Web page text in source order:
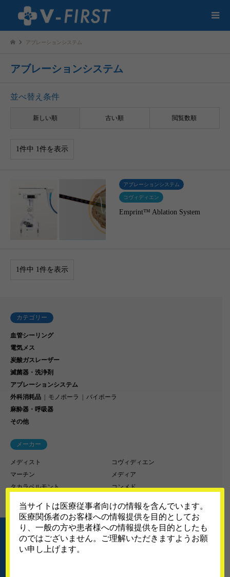
アブレーションシステム
アブレーションシステム
並べ替え条件
新しい順 古い順 閲覧数順
1件中 1件を表示
アブレーションシステム
コヴィディエン
Emprint™ Ablation System
1件中 1件を表示
カテゴリー
血管シーリング
電気メス
炭酸ガスレーザー
滅菌器・洗浄剤
アブレーションシステム
外科消耗品
モノポーラ
バイポーラ
麻酔器・呼吸器
その他
メーカー
メディスト
コヴィディエン
マーチン
メディア
タカラベルモント
コンメド
当サイトは医療従事者向けの情報を含んでいます。
医療関係者のお客様への情報提供を目的としてお
り、一般の方や患者様への情報提供を目的としたも
のではございません。ご理解いただきますようお願
い申し上げます。